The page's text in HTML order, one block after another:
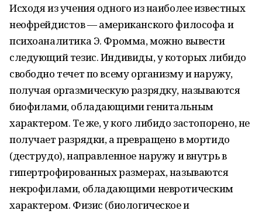
Исходя из учения одного из наиболее известных
неофрейдистов — американского философа и
психоаналитика Э. Фромма, можно вывести
следующий тезис. Индивиды, у которых либидо
свободно течет по всему организму и наружу,
получая оргазмическую разрядку, называются
биофилами, обладающими генитальным
характером. Те же, у кого либидо застопорено, не
получает разрядки, а превращено в мортидо
(деструдо), направленное наружу и внутрь в
гипертрофированных размерах, называются
некрофилами, обладающими невротическим
характером. Физис (биологическое и